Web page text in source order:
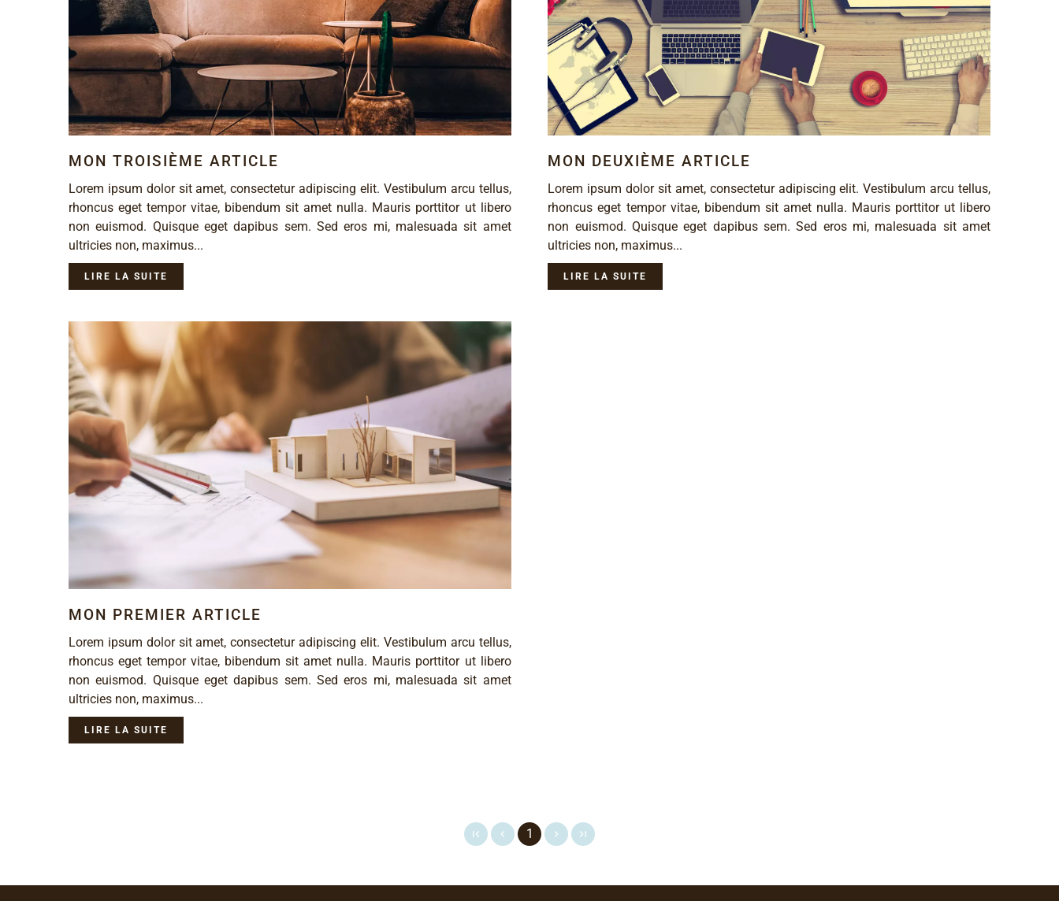
MON TROISIÈME ARTICLE
Lorem ipsum dolor sit amet, consectetur adipiscing elit. Vestibulum arcu tellus,
rhoncus eget tempor vitae, bibendum sit amet nulla. Mauris porttitor ut libero
non euismod. Quisque eget dapibus sem. Sed eros mi, malesuada sit amet
ultricies non, maximus...
LIRE LA SUITE
MON DEUXIÈME ARTICLE
Lorem ipsum dolor sit amet, consectetur adipiscing elit. Vestibulum arcu tellus,
rhoncus eget tempor vitae, bibendum sit amet nulla. Mauris porttitor ut libero
non euismod. Quisque eget dapibus sem. Sed eros mi, malesuada sit amet
ultricies non, maximus...
LIRE LA SUITE
MON PREMIER ARTICLE
Lorem ipsum dolor sit amet, consectetur adipiscing elit. Vestibulum arcu tellus,
rhoncus eget tempor vitae, bibendum sit amet nulla. Mauris porttitor ut libero
non euismod. Quisque eget dapibus sem. Sed eros mi, malesuada sit amet
ultricies non, maximus...
LIRE LA SUITE
1